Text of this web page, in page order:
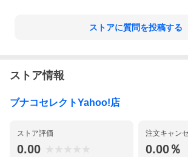
ストアに質問を投稿する
ストア情報
ブナコセレクトYahoo!店
ストア評価
0.00
注文キャン
0.00％